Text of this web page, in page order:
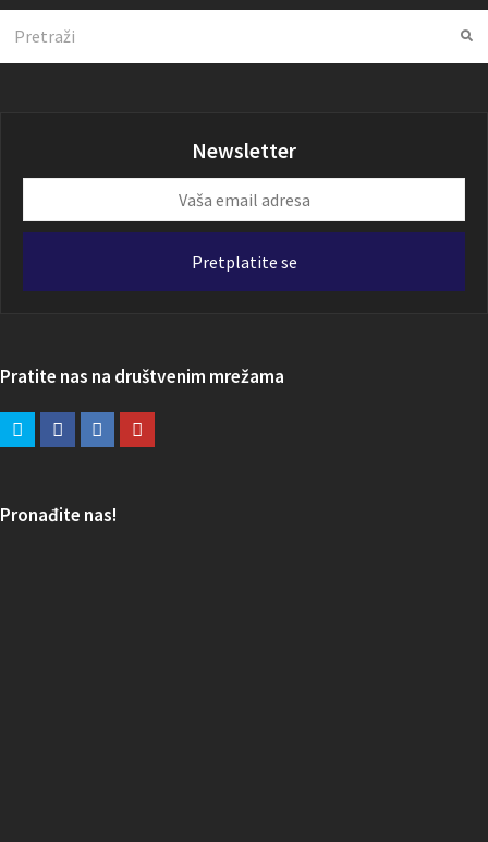
Newsletter
email
Pretplatite se
Pratite nas na društvenim mrežama
Pronađite nas!